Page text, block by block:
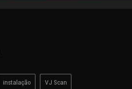
instalação VJ Scan